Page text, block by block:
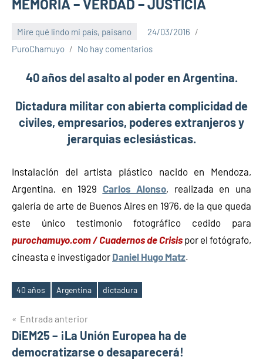
MEMORIA – VERDAD – JUSTICIA
Mire qué lindo mi país, paisano
24/03/2016
PuroChamuyo
No hay comentarios
40 años del asalto al poder en Argentina.
Dictadura militar con abierta complicidad de
civiles, empresarios, poderes extranjeros y
jerarquias eclesiásticas.
Instalación del artista plástico nacido en Mendoza,
Argentina, en 1929 Carlos Alonso, realizada en una
galería de arte de Buenos Aires en 1976, de la que queda
este único testimonio fotográfico cedido para
purochamuyo.com / Cuadernos de Crisis por el fotógrafo,
cineasta e investigador Daniel Hugo Matz.
Etiquetas
40 años Argentina dictadura
Navegación
de
Entrada anterior
DiEM25 – ¡La Unión Europea ha de
democratizarse o desaparecerá!